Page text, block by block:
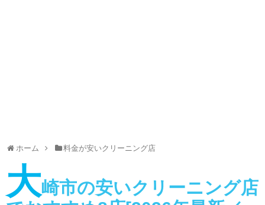
ホーム 料金が安いクリーニング店
大崎市の安いクリーニング店